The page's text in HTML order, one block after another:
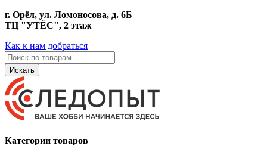
г. Орёл, ул. Ломоносова, д. 6Б
ТЦ "УТЁС", 2 этаж
Как к нам добраться
Искать
Категории товаров